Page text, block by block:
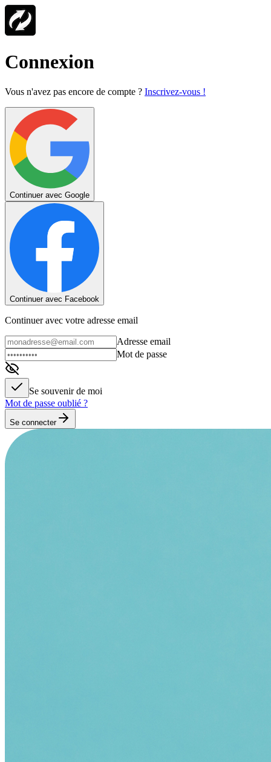
Connexion
Vous n'avez pas encore de compte ? Inscrivez-vous !
Continuer avec Google
Continuer avec Facebook
Continuer avec votre adresse email
Adresse email
Mot de passe
Se souvenir de moi
Mot de passe oublié ?
Se connecter